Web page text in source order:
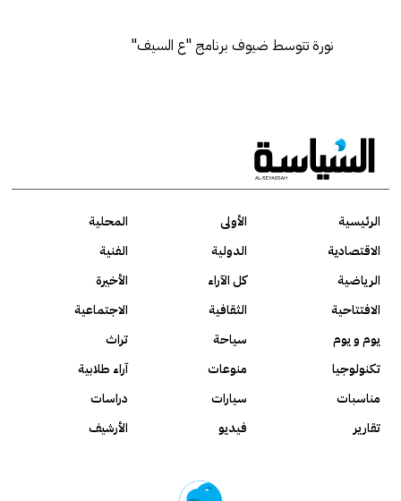
نورة تتوسط ضيوف برنامج "ع السيف"
الرئيسية الأولى
المحلية
الاقتصادية
الدولية
الفنية
الرياضية
كل الآراء
الأخيرة
الافتتاحية
الثقافية
الاجتماعية
يوم و يوم
سياحة
تراث
تكنولوجيا
منوعات
آراء طلابية
مناسبات
سيارات
دراسات
تقارير
فيديو الأرشيف